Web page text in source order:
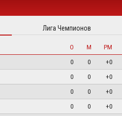
Лига Чемпионов
О М
РМ
0 0
+0
0 0
+0
0 0
+0
0 0
+0